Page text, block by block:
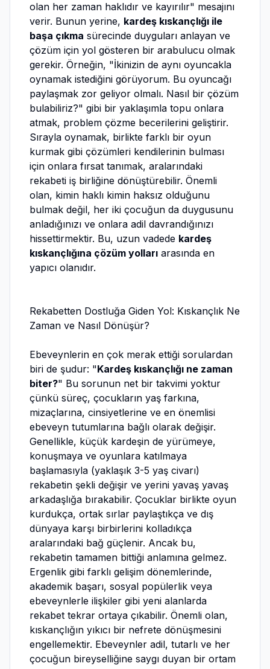
olan her zaman haklıdır ve kayırılır" mesajını
verir. Bunun yerine, kardeş kıskançlığı ile
başa çıkma sürecinde duyguları anlayan ve
çözüm için yol gösteren bir arabulucu olmak
gerekir. Örneğin, "İkinizin de aynı oyuncakla
oynamak istediğini görüyorum. Bu oyuncağı
paylaşmak zor geliyor olmalı. Nasıl bir çözüm
bulabiliriz?" gibi bir yaklaşımla topu onlara
atmak, problem çözme becerilerini geliştirir.
Sırayla oynamak, birlikte farklı bir oyun
kurmak gibi çözümleri kendilerinin bulması
için onlara fırsat tanımak, aralarındaki
rekabeti iş birliğine dönüştürebilir. Önemli
olan, kimin haklı kimin haksız olduğunu
bulmak değil, her iki çocuğun da duygusunu
anladığınızı ve onlara adil davrandığınızı
hissettirmektir. Bu, uzun vadede kardeş
kıskançlığına çözüm yolları arasında en
yapıcı olanıdır.
Rekabetten Dostluğa Giden Yol: Kıskançlık Ne
Zaman ve Nasıl Dönüşür?
Ebeveynlerin en çok merak ettiği sorulardan
biri de şudur: "Kardeş kıskançlığı ne zaman
biter?" Bu sorunun net bir takvimi yoktur
çünkü süreç, çocukların yaş farkına,
mizaçlarına, cinsiyetlerine ve en önemlisi
ebeveyn tutumlarına bağlı olarak değişir.
Genellikle, küçük kardeşin de yürümeye,
konuşmaya ve oyunlara katılmaya
başlamasıyla (yaklaşık 3-5 yaş civarı)
rekabetin şekli değişir ve yerini yavaş yavaş
arkadaşlığa bırakabilir. Çocuklar birlikte oyun
kurdukça, ortak sırlar paylaştıkça ve dış
dünyaya karşı birbirlerini kolladıkça
aralarındaki bağ güçlenir. Ancak bu,
rekabetin tamamen bittiği anlamına gelmez.
Ergenlik gibi farklı gelişim dönemlerinde,
akademik başarı, sosyal popülerlik veya
ebeveynlerle ilişkiler gibi yeni alanlarda
rekabet tekrar ortaya çıkabilir. Önemli olan,
kıskançlığın yıkıcı bir nefrete dönüşmesini
engellemektir. Ebeveynler adil, tutarlı ve her
çocuğun bireyselliğine saygı duyan bir ortam